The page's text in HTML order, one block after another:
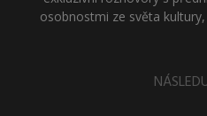
osobnostmi ze světa